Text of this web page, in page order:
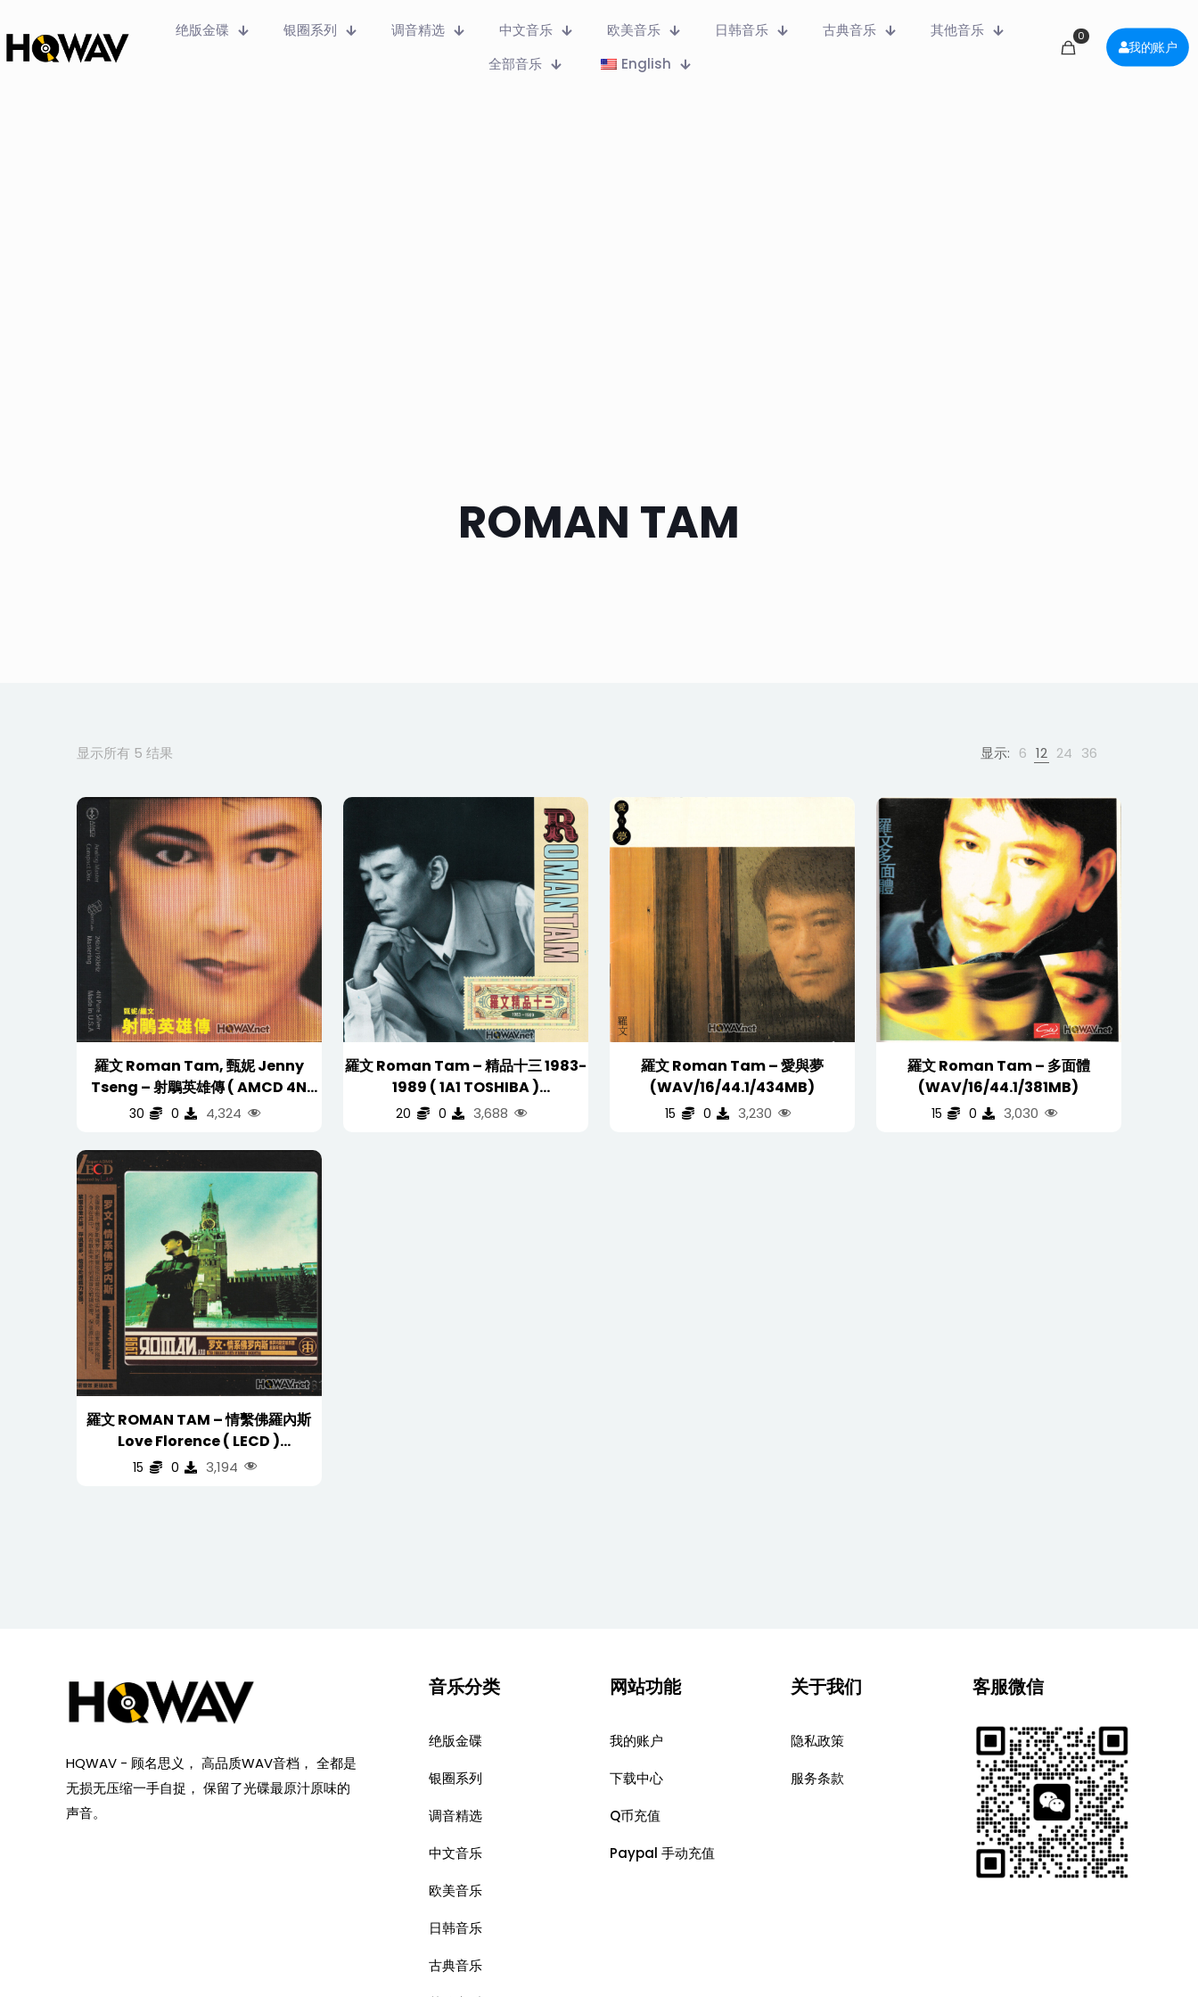
绝版金碟 银圈系列 调音精选 中文音乐 欧美音乐 日韩音乐 古典音乐
其他音乐
全部音乐
English
0
我的账户
ROMAN TAM
显示所有 5 结果按
新
内
容
排
显示: 6 12 24 36
羅文 Roman Tam, 甄妮 Jenny
Tseng – 射鵰英雄傳 ( AMCD 4N
Pure Silver 银碟 )
30 0 4,324
羅文 Roman Tam – 精品十三 1983-
1989 ( 1A1 TOSHIBA )
(WAV/16/44.1/548MB)
20 0 3,688
羅文 Roman Tam – 愛與夢
(WAV/16/44.1/434MB)
15 0 3,230
羅文 Roman Tam – 多面體
(WAV/16/44.1/381MB)
15 0 3,030
羅文 ROMAN TAM – 情繫佛羅內斯
Love Florence ( LECD )
(AIFF/16/44.1/512MB)
15 0 3,194
HQWAV - 顾名思义， 高品质WAV音档， 全都是
无损无压缩一手自捉， 保留了光碟最原汁原味的
声音。
音乐分类
绝版金碟
银圈系列
调音精选
中文音乐
欧美音乐
日韩音乐
古典音乐
网站功能
我的账户
下载中心
Q币充值
Paypal 手动充值
关于我们
隐私政策
服务条款
客服微信